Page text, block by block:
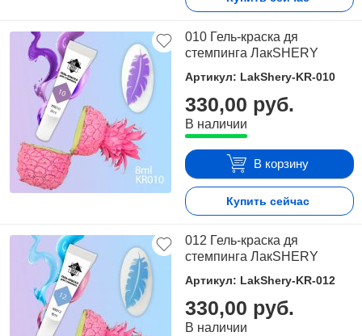
010 Гель-краска дя
стемпинга ЛакSHERY
Артикул: LakShery-KR-010
330,00 руб.
В наличии
В корзину
Купить сейчас
012 Гель-краска дя
стемпинга ЛакSHERY
Артикул: LakShery-KR-012
330,00 руб.
В наличии